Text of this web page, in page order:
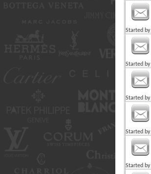
Started by
Started by
Started by
Started by
Started by